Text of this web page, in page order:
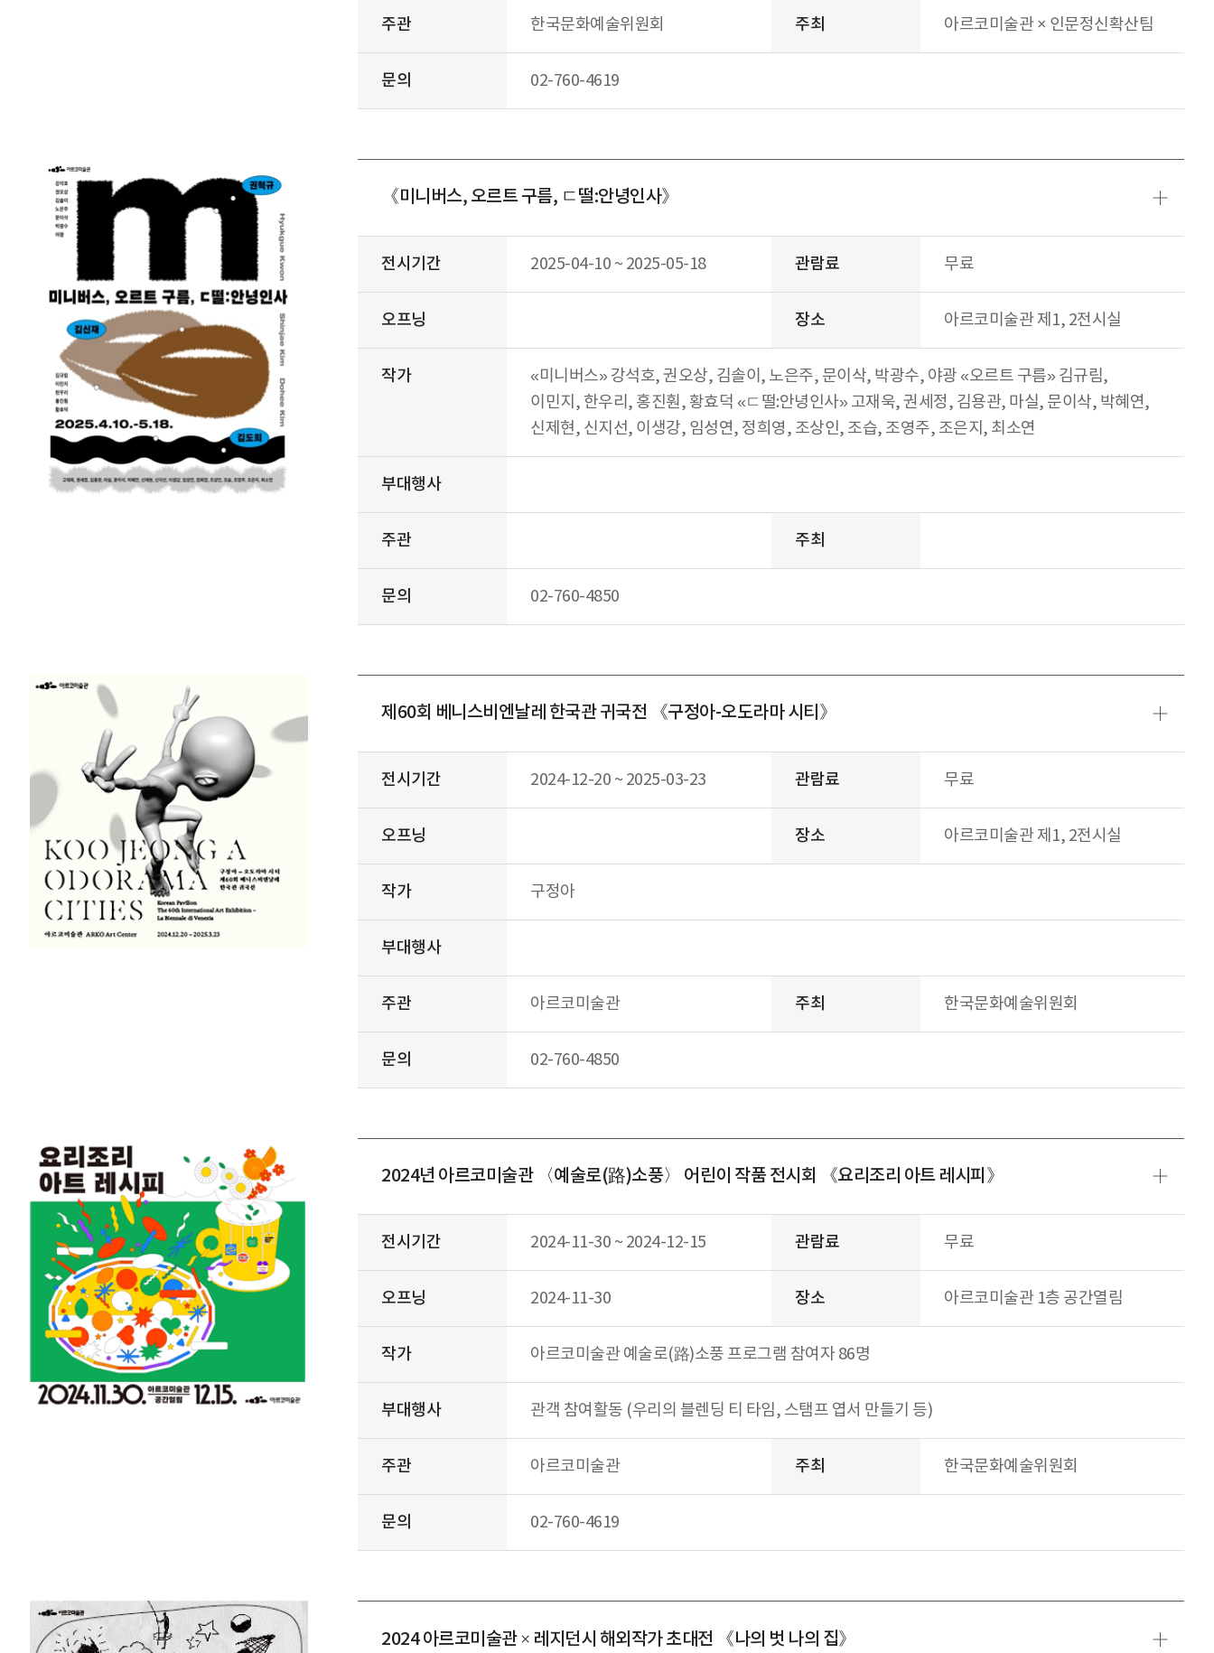
주관 한국문화예술위원회 주최 아르코미술관 × 인문정신확산팀
문의 02-760-4619
《미니버스, 오르트 구름, ㄷ떨:안녕인사》
전시기간 2025-04-10 ~ 2025-05-18 관람료 무료
오프닝 장소 아르코미술관 제1, 2전시실
작가
«미니버스» 강석호, 권오상, 김솔이, 노은주, 문이삭, 박광수, 야광 «오르트 구름» 김규림,
이민지, 한우리, 홍진훤, 황효덕 «ㄷ떨:안녕인사» 고재욱, 권세정, 김용관, 마실, 문이삭, 박혜연,
신제현, 신지선, 이생강, 임성연, 정희영, 조상인, 조습, 조영주, 조은지, 최소연
부대행사
주관 주최
문의 02-760-4850
제60회 베니스비엔날레 한국관 귀국전 《구정아-오도라마 시티》
전시기간 2024-12-20 ~ 2025-03-23 관람료 무료
오프닝 장소 아르코미술관 제1, 2전시실
작가 구정아
부대행사
주관 아르코미술관 주최 한국문화예술위원회
문의 02-760-4850
2024년 아르코미술관 〈예술로(路)소풍〉 어린이 작품 전시회 《요리조리 아트 레시피》
전시기간 2024-11-30 ~ 2024-12-15 관람료 무료
오프닝 2024-11-30 장소 아르코미술관 1층 공간열림
작가 아르코미술관 예술로(路)소풍 프로그램 참여자 86명
부대행사 관객 참여활동 (우리의 블렌딩 티 타임, 스탬프 엽서 만들기 등)
주관 아르코미술관 주최 한국문화예술위원회
문의 02-760-4619
2024 아르코미술관 × 레지던시 해외작가 초대전 《나의 벗 나의 집》